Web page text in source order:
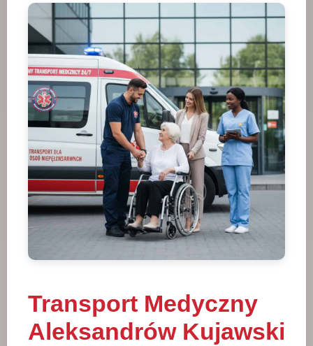
Transport Medyczny
Aleksandrów Kujawski